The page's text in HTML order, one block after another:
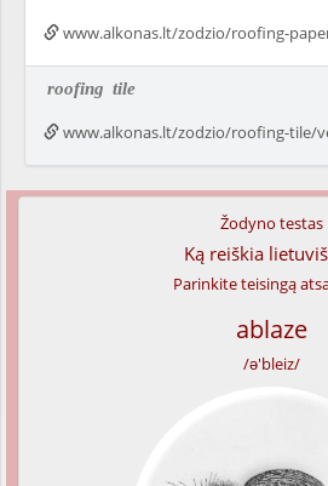
www.alkonas.lt/zodzio/roofing-
roofing tile
www.alkonas.lt/zodzio/roofing-tile/
Žodyno testas
Ką reiškia
Parinkite teisingą
ablaze
/ə'bleiz/